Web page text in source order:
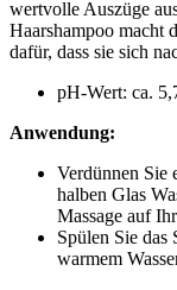
wertvolle Auszüge
Haarshampoo macht
dafür, dass sie sich
pH-Wert: ca.
Anwendung:
Verdünnen Sie
halben Glas
Massage auf
Spülen Sie das
warmem